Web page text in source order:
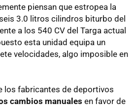
piensan que estropea la
3.0 litros cilindros biturbo del
a los 540 CV del Targa actual
esta unidad equipa un
velocidades, algo imposible en
los fabricantes de deportivos
cambios manuales en favor de